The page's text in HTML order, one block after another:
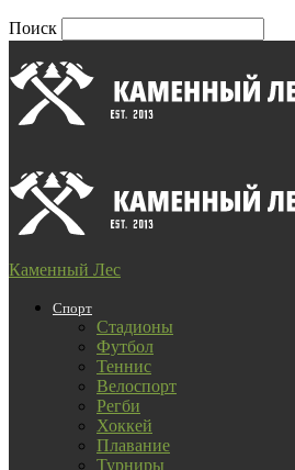
Поиск
Каменный Лес
Спорт
Стадионы
Футбол
Теннис
Велоспорт
Регби
Хоккей
Плавание
Турниры